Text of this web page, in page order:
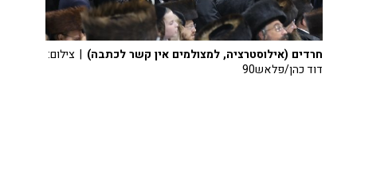
חרדים (אילוסטרציה, למצולמים אין קשר לכתבה) | צילום:
דוד כהן/פלאש90